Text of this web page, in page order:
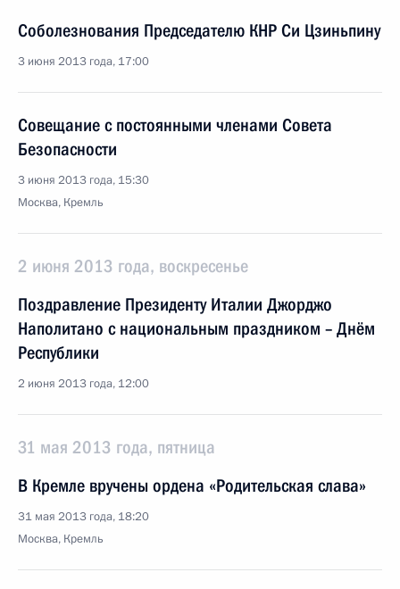
Соболезнования Председателю КНР Си Цзиньпину
3 июня 2013 года, 17:00
Совещание с постоянными членами Совета
Безопасности
3 июня 2013 года, 15:30
Москва, Кремль
2 июня 2013 года, воскресенье
Поздравление Президенту Италии Джорджо
Наполитано с национальным праздником – Днём
Республики
2 июня 2013 года, 12:00
31 мая 2013 года, пятница
В Кремле вручены ордена «Родительская слава»
31 мая 2013 года, 18:20
Москва, Кремль